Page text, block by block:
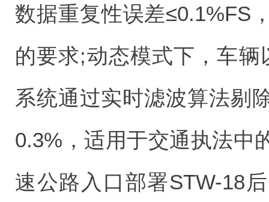
数据重复性误差≤0.1%FS
的要求;动态模式下，车
系统通过实时滤波算法剔
0.3%，适用于交通执法中
速公路入口部署STW-18